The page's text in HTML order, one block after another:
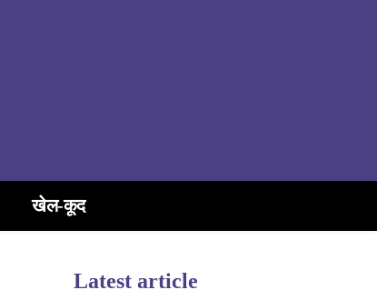
खेल-कूद
Latest article